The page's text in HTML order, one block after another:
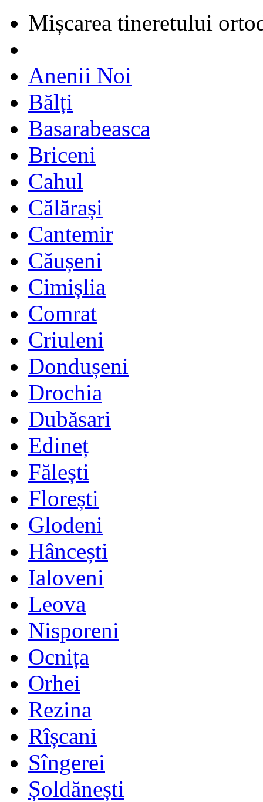
Mișcarea tineretului
Anenii Noi
Bălți
Basarabeasca
Briceni
Cahul
Călărași
Cantemir
Căușeni
Cimișlia
Comrat
Criuleni
Dondușeni
Drochia
Dubăsari
Edineț
Fălești
Florești
Glodeni
Hâncești
Ialoveni
Leova
Nisporeni
Ocnița
Orhei
Rezina
Rîșcani
Sîngerei
Șoldănești